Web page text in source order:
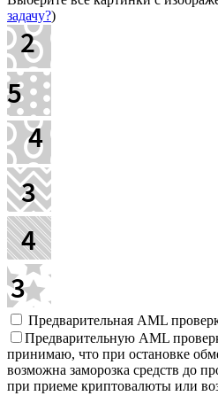
задачу?)
Предварительная AML
Предварительную AML
принимаю, что при остановке
возможна заморозка средств до
при приеме криптовалюты или